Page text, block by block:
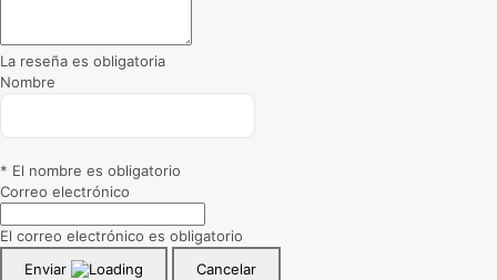
La reseña es obligatoria
Nombre
* El nombre es obligatorio
Correo electrónico
El correo electrónico es obligatorio
Enviar
Cancelar